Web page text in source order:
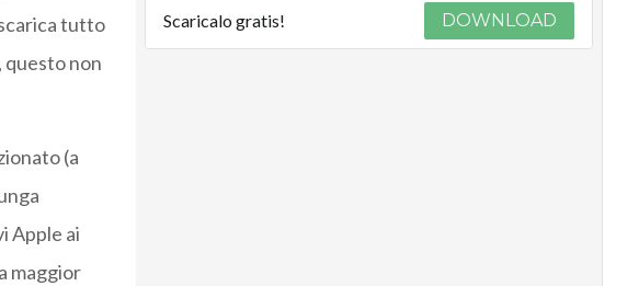
tutto
questo non
(a
Apple ai
maggior
Scaricalo gratis! DOWNLOAD